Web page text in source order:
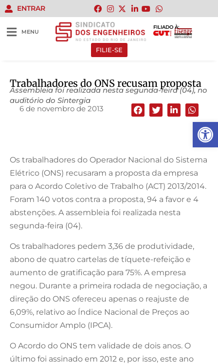
Abrir
ENTRAR
MENU
FILIADO À:
FILIE-SE
Trabalhadores do ONS recusam proposta
Assembleia foi realizada nesta segunda-feira (04), no
auditório do Sintergia
6 de novembro de 2013
Os trabalhadores do Operador Nacional do Sistema
Elétrico (ONS) recusaram a proposta da empresa
para o Acordo Coletivo de Trabalho (ACT) 2013/2014.
Foram 140 votos contra a proposta, 94 a favor e 4
abstenções. A assembleia foi realizada nesta
segunda-feira (04).
Os trabalhadores pedem 3,36 de produtividade,
abono de quatro cartelas de tíquete-refeição e
aumento de gratificação para 75%. A empresa
negou. Durante a primeira rodada de negociação, a
direção do ONS ofereceu apenas o reajuste de
6,09%, relativo ao Índice Nacional de Preços ao
Consumidor Amplo (IPCA).
O Acordo do ONS tem validade de dois anos. O
último foi assinado em 2012 e, por isso, este ano